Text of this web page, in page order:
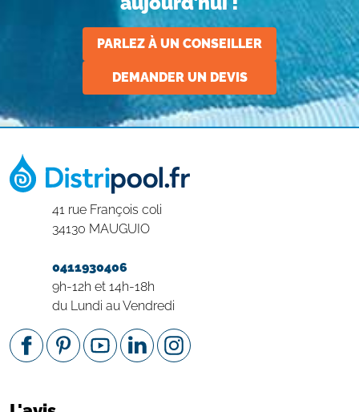
PARLEZ À UN CONSEILLER
DEMANDER UN DEVIS
41 rue François coli
34130 MAUGUIO
0411930406
9h-12h et 14h-18h
du Lundi au Vendredi